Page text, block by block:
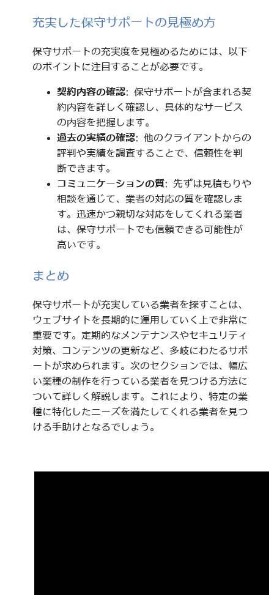
充実した保守サポートの見極め方
保守サポートの充実度を見極めるためには、以下
のポイントに注目することが必要です。
契約内容の確認: 保守サポートが含まれる契
約内容を詳しく確認し、具体的なサービス
の内容を把握します。
過去の実績の確認: 他のクライアントからの
評判や実績を調査することで、信頼性を判
断できます。
コミュニケーションの質: 先ずは見積もりや
相談を通じて、業者の対応の質を確認しま
す。迅速かつ親切な対応をしてくれる業者
は、保守サポートでも信頼できる可能性が
高いです。
まとめ
保守サポートが充実している業者を探すことは、
ウェブサイトを長期的に運用していく上で非常に
重要です。定期的なメンテナンスやセキュリティ
対策、コンテンツの更新など、多岐にわたるサポ
ートが求められます。次のセクションでは、幅広
い業種の制作を行っている業者を見つける方法に
ついて詳しく解説します。これにより、特定の業
種に特化したニーズを満たしてくれる業者を見つ
ける手助けとなるでしょう。